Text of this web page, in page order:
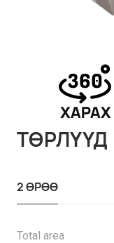
ТӨРЛҮҮД
2 ӨРӨӨ
Total area